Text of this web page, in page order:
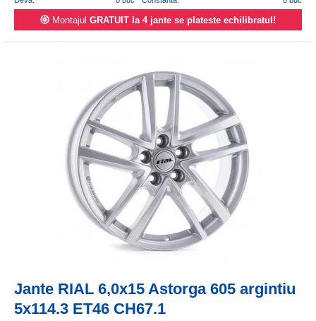
Montajul GRATUIT la 4 jante se plateste echilibratul!
Jante RIAL 6,0x15 Astorga 605 argintiu
5x114.3 ET46 CH67.1